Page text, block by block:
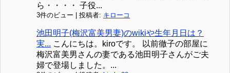
ら・・・・ 子役...
3件のビュー 投稿者: キローコ
池田明子(梅沢富美男妻)のwikiや生年月日は？
実... こんにちは。kiroです。 以前徹子の部屋に
梅沢富美男さんの妻である池田明子さんがご夫
婦で登場しました。...